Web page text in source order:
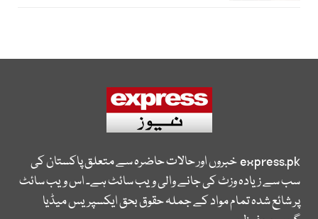
express.pkخبروں اور حالات حاضرہ سے متعلق پاکستان کی
سب سے زیادہ وزٹ کی جانے والی ویب سائٹ ہے۔ اس ویب سائٹ
پر شائع شدہ تمام مواد کے جملہ حقوق بحق ایکسپریس میڈیا